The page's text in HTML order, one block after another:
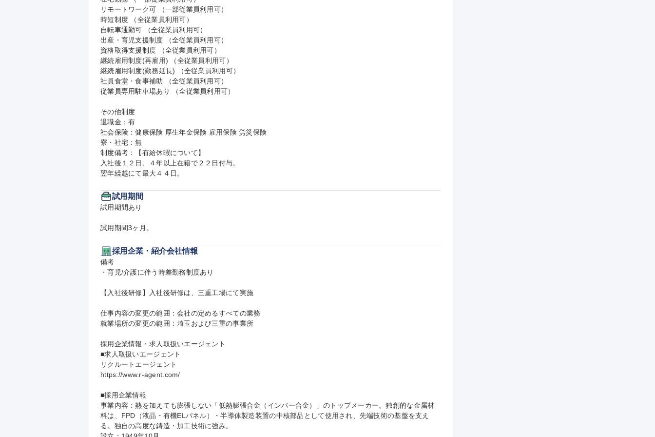
リモートワーク可 （一部従業員利用可）
時短制度 （全従業員利用可）
自転車通勤可 （全従業員利用可）
出産・育児支援制度 （全従業員利用可）
資格取得支援制度 （全従業員利用可）
継続雇用制度(再雇用) （全従業員利用可）
継続雇用制度(勤務延長) （全従業員利用可）
社員食堂・食事補助 （全従業員利用可）
従業員専用駐車場あり （全従業員利用可）
その他制度
退職金：有
社会保険：健康保険 厚生年金保険 雇用保険 労災保険
寮・社宅：無
制度備考：【有給休暇について】
入社後１２日、４年以上在籍で２２日付与。
翌年繰越にて最大４４日。
試用期間
試用期間あり
試用期間3ヶ月。
採用企業・紹介会社情報
備考
・育児/介護に伴う時差勤務制度あり
【入社後研修】入社後研修は、三重工場にて実施
仕事内容の変更の範囲：会社の定めるすべての業務
就業場所の変更の範囲：埼玉および三重の事業所
採用企業情報・求人取扱いエージェント
■求人取扱いエージェント
リクルートエージェント
https://www.r-agent.com/
■採用企業情報
事業内容：熱を加えても膨張しない「低熱膨張合金（インバー合金）」のトップメーカー。独創的な金属材
料は、FPD（液晶・有機ELパネル）・半導体製造装置の中核部品として使用され、先端技術の基盤を支え
る。独自の高度な鋳造・加工技術に強み。